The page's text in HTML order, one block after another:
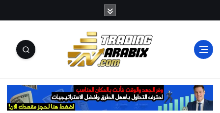
والكريبتو